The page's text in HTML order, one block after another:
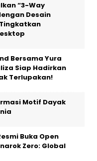
“3-Way
Desain
Bersama Yura
Siap Hadirkan
Terlupakan!
Motif Dayak
Buka Open
Zero: Global